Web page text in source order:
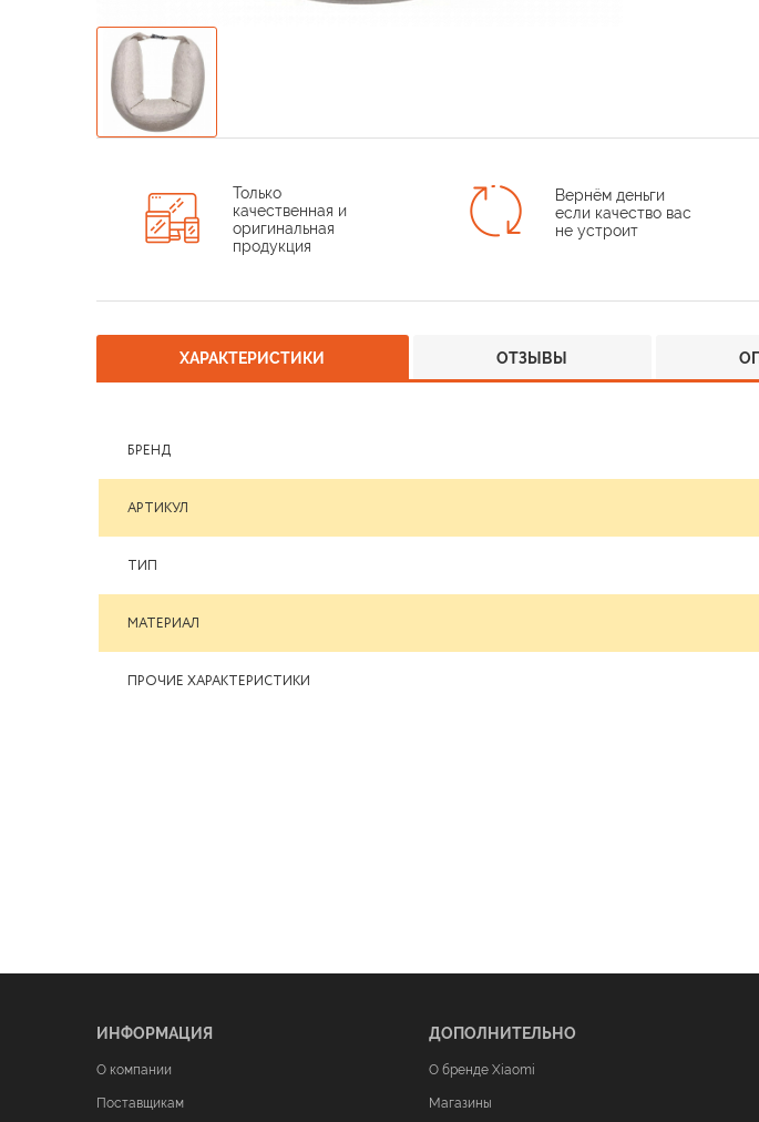
Только
качественная и
оригинальная
продукция
Вернём деньги
если качество вас
не устроит
ХАРАКТЕРИСТИКИ ОТЗЫВЫ
БРЕНД
АРТИКУЛ
ТИП
МАТЕРИАЛ
ПРОЧИЕ ХАРАКТЕРИСТИКИ
ИНФОРМАЦИЯ
О компании
Поставщикам
ДОПОЛНИТЕЛЬНО
О бренде Xiaomi
Магазины